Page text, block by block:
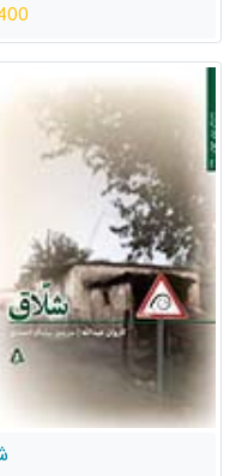
شلاق *